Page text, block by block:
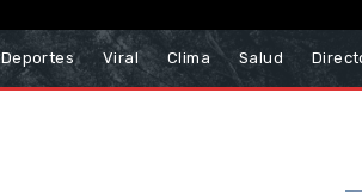
Deportes Viral Clima Salud